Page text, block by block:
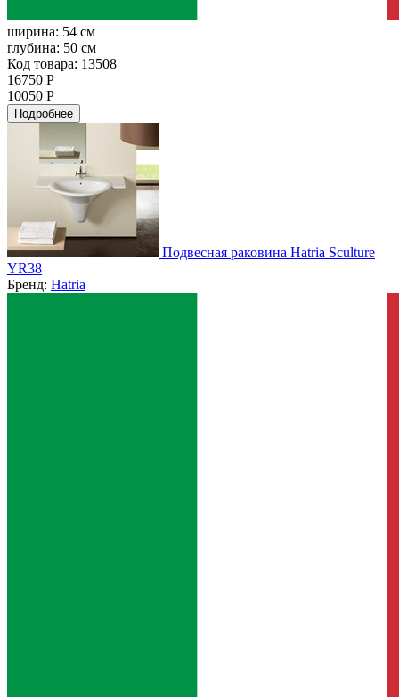
ширина: 54 см
глубина: 50 см
Код товара: 13508
16750 Р
10050 Р
Подробнее
Подвесная раковина Hatria Sculture
YR38
Бренд: Hatria